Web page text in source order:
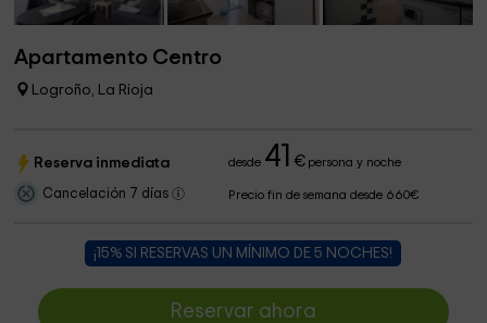
Apartamento Centro
Logroño, La Rioja
Reserva inmediata desde 41 €persona y noche
Cancelación 7 días Precio fin de semana desde 660€
¡15% SI RESERVAS UN MÍNIMO DE 5 NOCHES!
Reservar ahora